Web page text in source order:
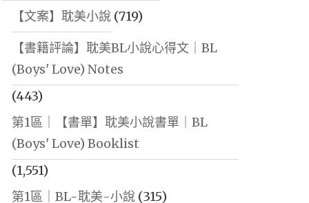
【文案】耽美小說(719)
【書籍評論】耽美BL小說心得文｜BL
(Boys' Love) Notes
(443)
第1區｜【書單】耽美小說書單｜BL
(Boys' Love) Booklist
(1,551)
第1區｜BL-耽美-小說(315)